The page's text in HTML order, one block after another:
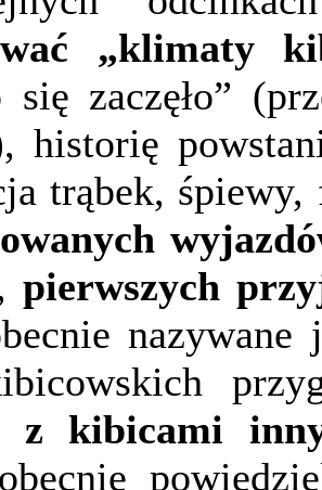
„klimaty
się zaczęło”
historię
trąbek,
pierwszych
nazywane
z kibicami